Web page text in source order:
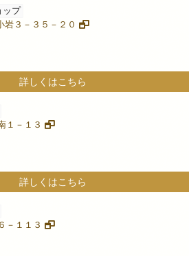
ップ
３－３５－２０
詳しくはこちら
１－１３
詳しくはこちら
－１１３